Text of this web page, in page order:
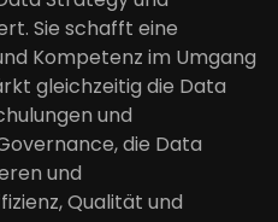
Sie schafft eine
Kompetenz im Umgang
gleichzeitig die Data
und
die Data
und
Qualität und